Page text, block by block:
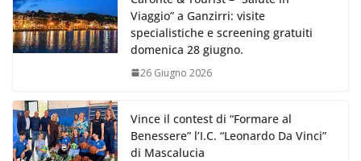
Viaggio” a Ganzirri: visite
specialistiche e screening gratuiti
domenica 28 giugno.
26 Giugno 2026
Vince il contest di “Formare al
Benessere” l’I.C. “Leonardo Da Vinci”
di Mascalucia